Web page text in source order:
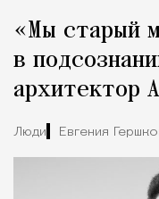
«Мы старый
в
архитектор
Люди Евгения